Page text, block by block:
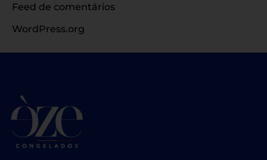
Feed de comentários
WordPress.org